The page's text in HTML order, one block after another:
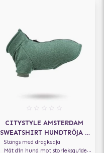
CITYSTYLE AMSTERDAM
SWEATSHIRT HUNDTRÖJA -
GRÖN
Stängs med dragkedja
Mät din hund mot storleksguiden för att få rätt storlek